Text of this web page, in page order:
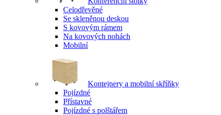
Celodřevěné
Se skleněnou deskou
S kovovým rámem
Na kovových nohách
Mobilní
Kontejnery a mobilní skříňky
Pojízdné
Přístavné
Pojízdné s polštářem